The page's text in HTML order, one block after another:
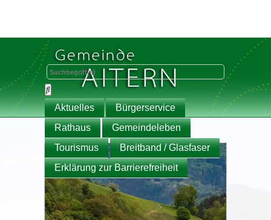
Aktuelles
Bürgerservice
Rathaus
Gemeindeleben
Tourismus
Breitband / Glasfaser
Erklärung zur Barrierefreiheit